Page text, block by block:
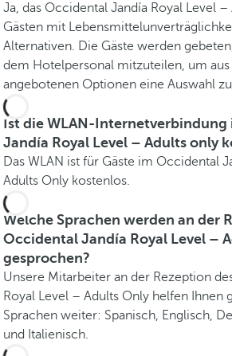
Ja, das Occidental Jandía Royal Level
Gästen mit
Alternativen. Die Gäste werden
dem Hotelpersonal mitzuteilen, um aus
angebotenen Optionen eine Auswahl
Ist die WLAN-
Jandía Royal Level – Adults only
Das WLAN ist für Gäste im Occidental
Adults Only kostenlos.
Welche Sprachen werden an der
Occidental Jandía Royal Level –
gesprochen?
Unsere Mitarbeiter an der Rezeption
Royal Level – Adults Only helfen Ihnen
Sprachen weiter: Spanisch, Englisch,
und Italienisch.